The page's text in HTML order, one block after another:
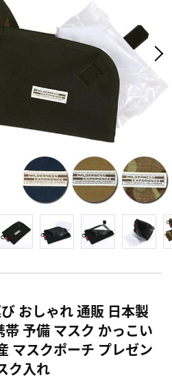
おしゃれ 通販 日本製
予備 マスク かっこい
マスクポーチ プレゼン
ク入れ